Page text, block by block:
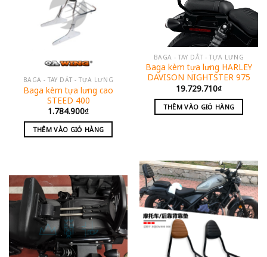
BAGA - TAY DẮT - TỰA LƯNG
Baga kèm tựa lưng cao
STEED 400
1.784.900₫
THÊM VÀO GIỎ HÀNG
BAGA - TAY DẮT - TỰA LƯNG
Baga kèm tựa lưng HARLEY
DAVISON NIGHTSTER 975
19.729.710₫
THÊM VÀO GIỎ HÀNG